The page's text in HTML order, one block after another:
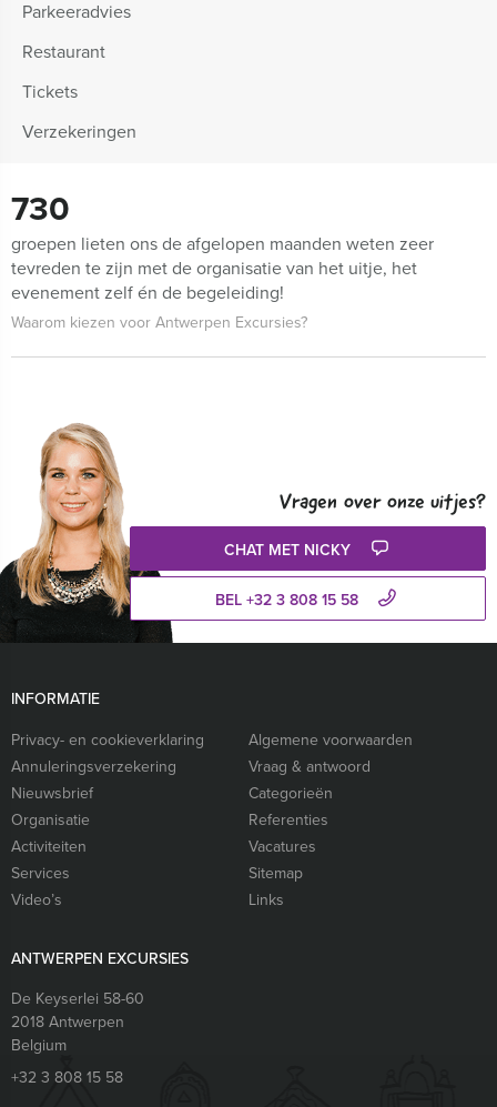
Parkeeradvies
Restaurant
Tickets
Verzekeringen
730
groepen lieten ons de afgelopen maanden weten zeer
tevreden te zijn met de organisatie van het uitje, het
evenement zelf én de begeleiding!
Waarom kiezen voor Antwerpen Excursies?
Vragen over onze uitjes?
CHAT MET NICKY
BEL +32 3 808 15 58
INFORMATIE
Privacy- en cookieverklaring
Algemene voorwaarden
Annuleringsverzekering
Vraag & antwoord
Nieuwsbrief
Categorieën
Organisatie
Referenties
Activiteiten
Vacatures
Services
Sitemap
Video’s
Links
ANTWERPEN EXCURSIES
De Keyserlei 58-60
2018Antwerpen
Belgium
+32 3 808 15 58